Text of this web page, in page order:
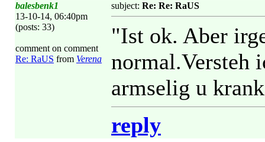
balesbenk1
13-10-14, 06:40pm
(posts: 33)
comment on comment
Re: RaUS from Verena
subject: Re: Re: RaUS
"Ist ok. Aber
normal.Versteh
armselig u
reply